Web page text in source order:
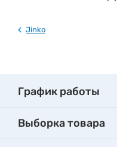
Jinko
График работы
Выборка товара